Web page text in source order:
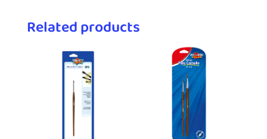
Related products